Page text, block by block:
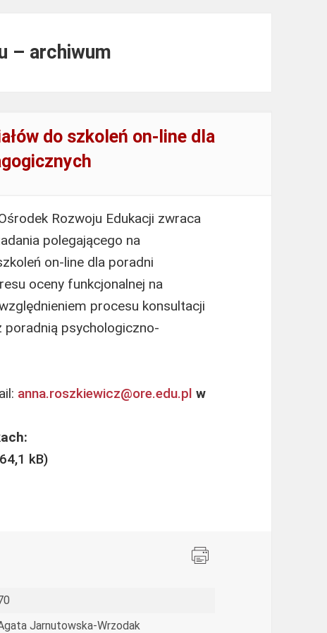
– archiwum
do szkoleń on-line dla
Rozwoju Edukacji zwraca
polegającego na
on-line dla poradni
oceny funkcjonalnej na
procesu konsultacji
poradnią psychologiczno-
anna.roszkiewicz@ore.edu.pl w
Jarnutowska-Wrzodak